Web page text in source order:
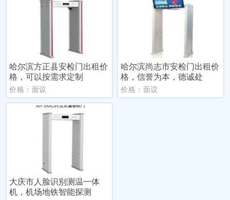
哈尔滨方正县安检门出租价
格，可以按需求定制
价格：面议
哈尔滨尚志市安检门出租价
格，信誉为本，德诚处
价格：面议
大庆市人脸识别测温一体
机，机场地铁智能探测